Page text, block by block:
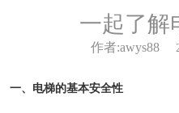
一起了解
作者:awys88
一、电梯的基本安全性